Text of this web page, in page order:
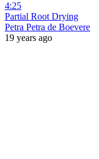
4:25
Partial Root Drying
Petra Petra de Boevere
19 years ago